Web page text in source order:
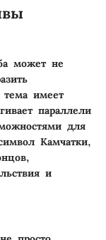
может не
тема имеет
параллели
для
Камчатки,
и